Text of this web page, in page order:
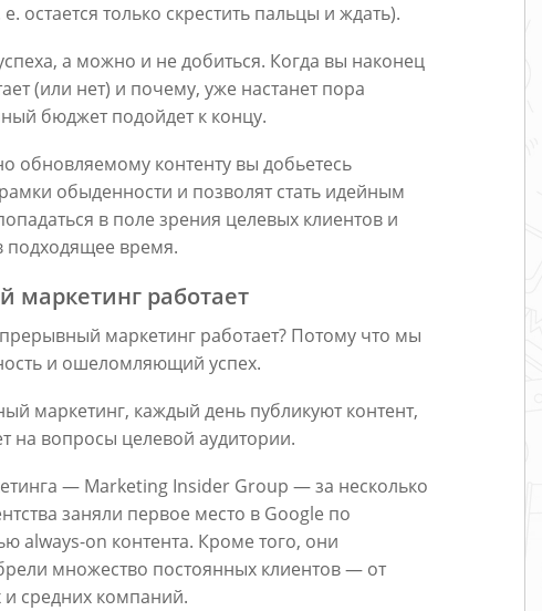
остается только скрестить пальцы и ждать).
а можно и не добиться. Когда вы наконец
(или нет) и почему, уже настанет пора
бюджет подойдет к концу.
обновляемому контенту вы добьетесь
обыденности и позволят стать идейным
в поле зрения целевых клиентов и
подходящее время.
маркетинг работает
маркетинг работает? Потому что мы
и ошеломляющий успех.
маркетинг, каждый день публикуют контент,
на вопросы целевой аудитории.
— Marketing Insider Group — за несколько
заняли первое место в Google по
on контента. Кроме того, они
множество постоянных клиентов — от
средних компаний.